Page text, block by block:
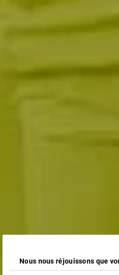
Nous nous réjouissons que